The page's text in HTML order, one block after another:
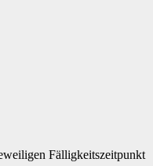
Fälligkeitszeitpunkt